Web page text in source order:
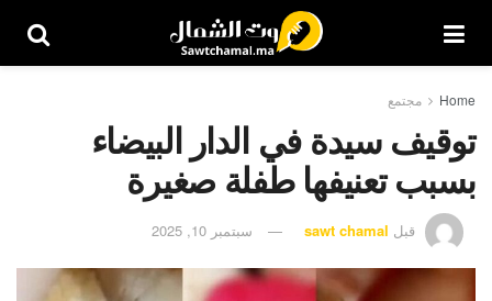
Home مجتمع
توقيف سيدة في الدار البيضاء
بسبب تعنيفها طفلة صغيرة
قبل sawt chamal سبتمبر 10, 2025